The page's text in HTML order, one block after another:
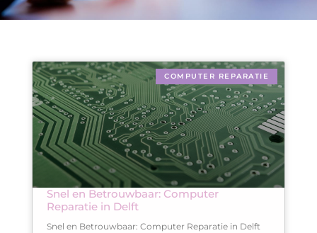
COMPUTER REPARATIE
Snel en Betrouwbaar: Computer
Reparatie in Delft
Snel en Betrouwbaar: Computer Reparatie in Delft